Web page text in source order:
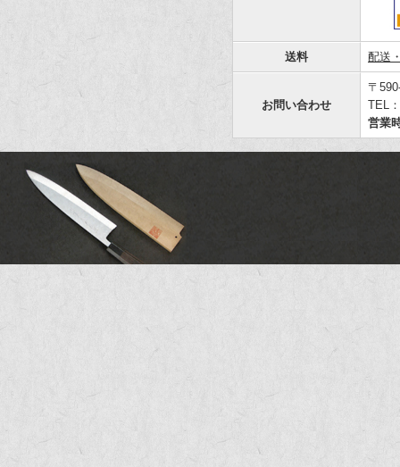
送料 配送
お問い合わせ
〒
TEL
営業